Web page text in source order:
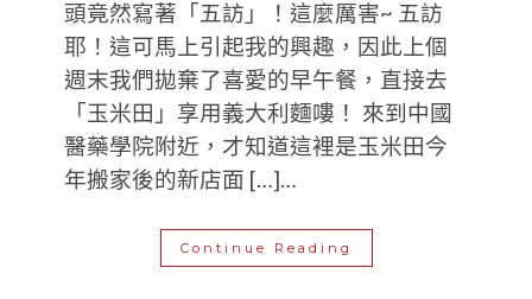
頭竟然寫著「五訪」！這麼厲害~ 五訪
耶！這可馬上引起我的興趣，因此上個
週末我們拋棄了喜愛的早午餐，直接去
「玉米田」享用義大利麵嘍！ 來到中國
醫藥學院附近，才知道這裡是玉米田今
年搬家後的新店面 […]…
Continue Reading